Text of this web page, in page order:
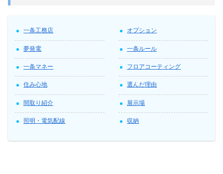
一条工務店
夢発電
一条マネー
住み心地
間取り紹介
照明・電気配線
オプション
一条ルール
フロアコーティング
選んだ理由
展示場
収納